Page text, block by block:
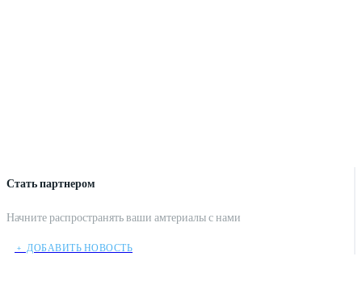
Стать партнером
Начните распространять ваши амтериалы с нами
﹢ ДОБАВИТЬ НОВОСТЬ